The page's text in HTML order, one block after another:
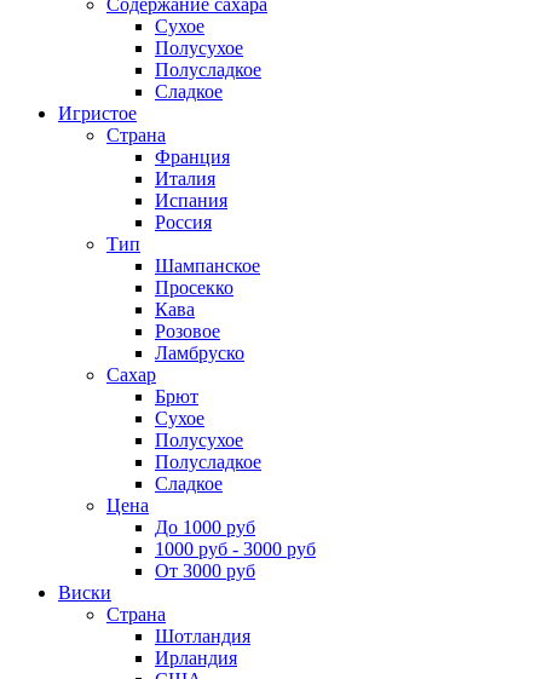
Сухое
Полусухое
Полусладкое
Сладкое
Игристое
Страна
Франция
Италия
Испания
Россия
Тип
Шампанское
Просекко
Кава
Розовое
Ламбруско
Сахар
Брют
Сухое
Полусухое
Полусладкое
Сладкое
Цена
До 1000 руб
1000 руб - 3000 руб
От 3000 руб
Виски
Страна
Шотландия
Ирландия